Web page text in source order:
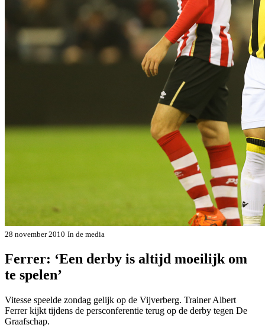
28 november 2010 In de media
Ferrer: ‘Een derby is altijd moeilijk om
te spelen’
Vitesse speelde zondag gelijk op de Vijverberg. Trainer Albert
Ferrer kijkt tijdens de persconferentie terug op de derby tegen De
Graafschap.